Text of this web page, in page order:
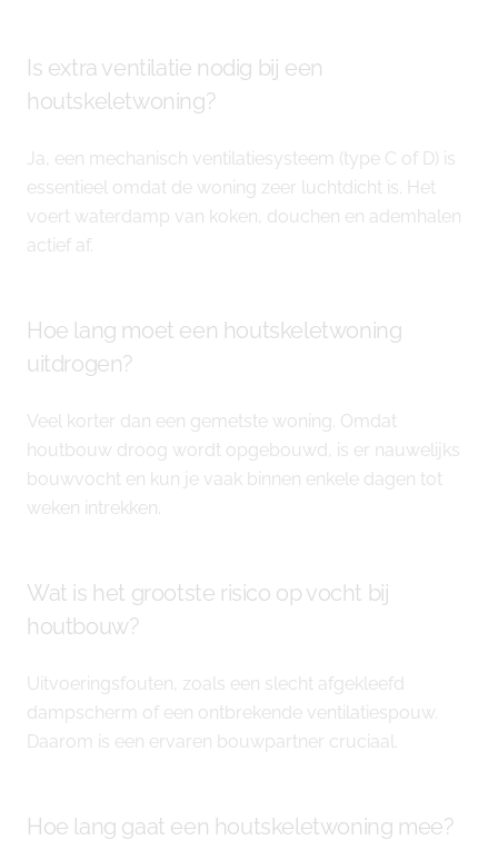
Is extra ventilatie nodig bij een
houtskeletwoning?
Ja, een mechanisch ventilatiesysteem (type C of D) is
essentieel omdat de woning zeer luchtdicht is. Het
voert waterdamp van koken, douchen en ademhalen
actief af.
Hoe lang moet een houtskeletwoning
uitdrogen?
Veel korter dan een gemetste woning. Omdat
houtbouw droog wordt opgebouwd, is er nauwelijks
bouwvocht en kun je vaak binnen enkele dagen tot
weken intrekken.
Wat is het grootste risico op vocht bij
houtbouw?
Uitvoeringsfouten, zoals een slecht afgekleefd
dampscherm of een ontbrekende ventilatiespouw.
Daarom is een ervaren bouwpartner cruciaal.
Hoe lang gaat een houtskeletwoning mee?